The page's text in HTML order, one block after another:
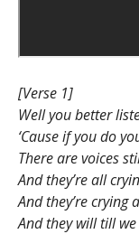
[Verse 1]
Well you better
‘Cause if you do
There are voices
And they’re all
And they’re crying
And they will till